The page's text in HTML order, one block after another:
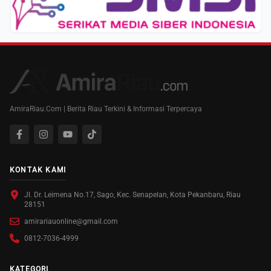
AmiraRiau.Com | Berita Riau Terkini & Informasi Terpercaya
KONTAK KAMI
Jl. Dr. Leimena No.17, Sago, Kec. Senapelan, Kota Pekanbaru, Riau
28151
amirariauonline@gmail.com
0812-7036-4999